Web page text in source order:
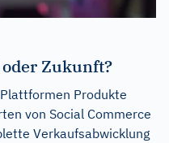
Zukunft?
Produkte
von Social Commerce
Verkaufsabwicklung